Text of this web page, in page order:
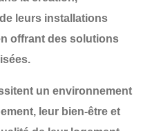
de leurs installations
offrant des solutions
un environnement
leur bien-être et